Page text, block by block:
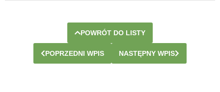
POWRÓT DO LISTY
POPRZEDNI WPIS NASTĘPNY WPIS